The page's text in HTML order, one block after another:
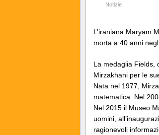
Notizie
L’iraniana Maryam
morta a 40 anni
La medaglia Fields,
Mirzakhani per le
Nata nel 1977,
matematica. Nel
Nel 2015 il Museo
uomini,
ragionevoli